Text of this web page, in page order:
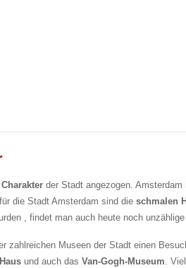
der Stadt angezogen.
die Stadt Amsterdam sind die schmalen
, findet man auch heute noch
zahlreichen Museen der Stadt einen
und auch das Van-Gogh-Museum.